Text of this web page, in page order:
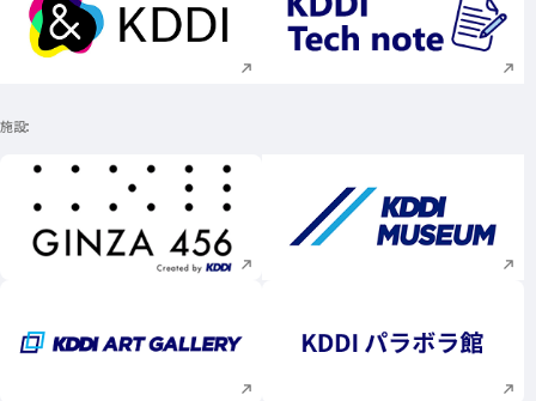
新規ウィンドウで開く 新規ウィンドウで
施設
新規ウィンドウで開く 新規ウィンドウで
新規ウィンドウで開く 新規ウィンドウで